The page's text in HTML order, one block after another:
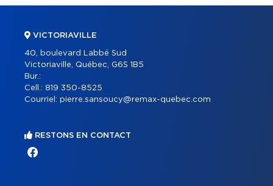
VICTORIAVILLE
40, boulevard Labbé Sud
Victoriaville, Québec, G6S 1B5
Bur.:
Cell.: 819 350-8525
Courriel: pierre.sansoucy@remax-quebec.com
RESTONS EN CONTACT